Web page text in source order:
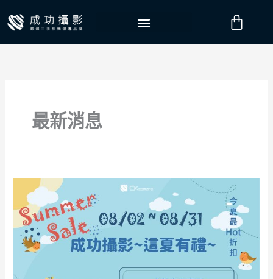
至
購
最新消息
Summer
Sale~
成
功
攝
~